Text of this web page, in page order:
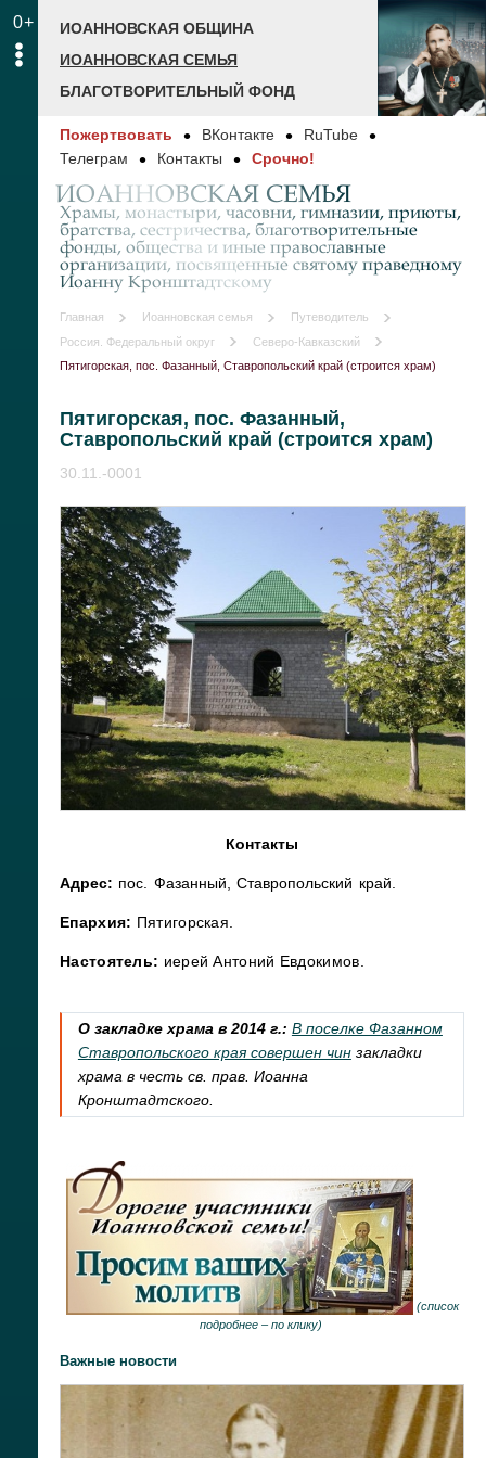
0+
ИОАННОВСКАЯ ОБЩИНА
ИОАННОВСКАЯ СЕМЬЯ
БЛАГОТВОРИТЕЛЬНЫЙ ФОНД
Пожертвовать ВКонтакте
RuTube
Телеграм
Контакты Срочно!
ИОАННОВСКАЯ СЕМЬЯ
Храмы, монастыри, часовни, гимназии, приюты,
братства, сестричества, благотворительные
фонды, общества и иные православные
организации, посвященные святому праведному
Иоанну Кронштадтскому
Главная Иоанновская семья
Путеводитель
Россия. Федеральный округ
Северо-Кавказский
Пятигорская, пос. Фазанный, Ставропольский край (строится храм)
Пятигорская, пос. Фазанный,
Ставропольский край (строится храм)
30.11.-0001
Контакты
Адрес: пос. Фазанный, Ставропольский край.
Епархия: Пятигорская.
Настоятель: иерей Антоний Евдокимов.
О закладке храма в 2014 г.: В поселке Фазанном
Ставропольского края совершен чинзакладки
храма в честь св. прав. Иоанна
Кронштадтского.
(список
подробнее – по клику)
Важные новости